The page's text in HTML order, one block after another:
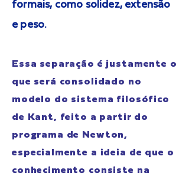
formais, como solidez, extensão
e peso.
Essa separação é justamente o
que será consolidado no
modelo do sistema filosófico
de Kant, feito a partir do
programa de Newton,
especialmente a ideia de que o
conhecimento consiste na